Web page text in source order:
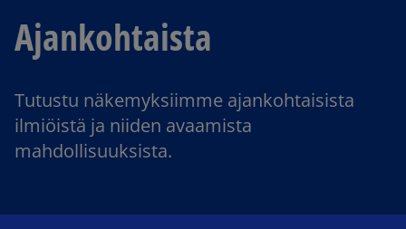
Ajankohtaista
Tutustu näkemyksiimme ajankohtaisista
ilmiöistä ja niiden avaamista
mahdollisuuksista.